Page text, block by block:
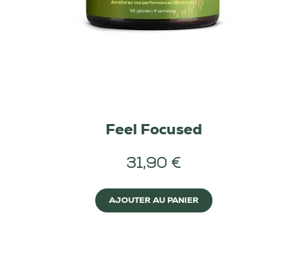
Feel Focused
31,90 €
AJOUTER AU PANIER